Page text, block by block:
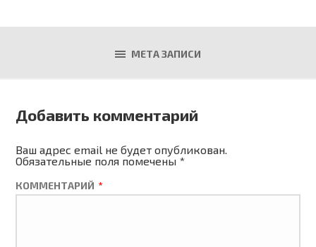
МЕТА ЗАПИСИ
Добавить комментарий
Ваш адрес email не будет опубликован.
Обязательные поля помечены *
КОММЕНТАРИЙ *